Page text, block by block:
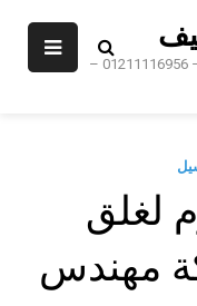
اسعار ماكينات التعبئة والتغليف 01211116954 – 01211116956 –
لغلق
مهندس